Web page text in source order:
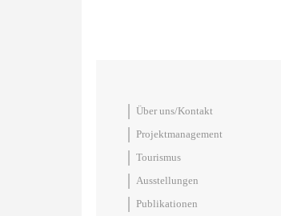
Über uns/Kontakt
Projektmanagement
Tourismus
Ausstellungen
Publikationen